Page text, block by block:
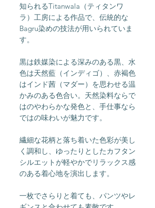
知られるTitanwala（ティタンワ
ラ）工房による作品で、伝統的な
Bagru染めの技法が用いられていま
す。
黒は鉄媒染による深みのある黒、水
色は天然藍（インディゴ）、赤褐色
はインド茜（マダー）を思わせる温
かみのある色合い。天然染料ならで
はのやわらかな発色と、手仕事なら
ではの味わいが魅力です。
繊細な花柄と落ち着いた色彩が美し
く調和し、ゆったりとしたカフタン
シルエットが軽やかでリラックス感
のある着心地を演出します。
一枚でさらりと着ても、パンツやレ